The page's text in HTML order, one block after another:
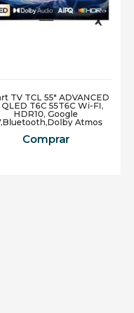
TV TCL 55" ADVANCED
T6C 55T6C Wi-FI,
HDR10, Google
Atmos
Comprar